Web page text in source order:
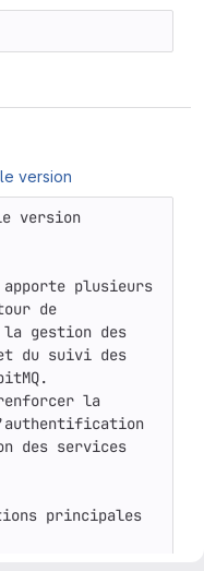
version
version
plusieurs
de
gestion des
du suivi des
la
des services
principales